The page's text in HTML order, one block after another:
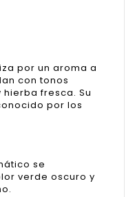
por un aroma a
con tonos
fresca. Su
por los
se
verde oscuro y